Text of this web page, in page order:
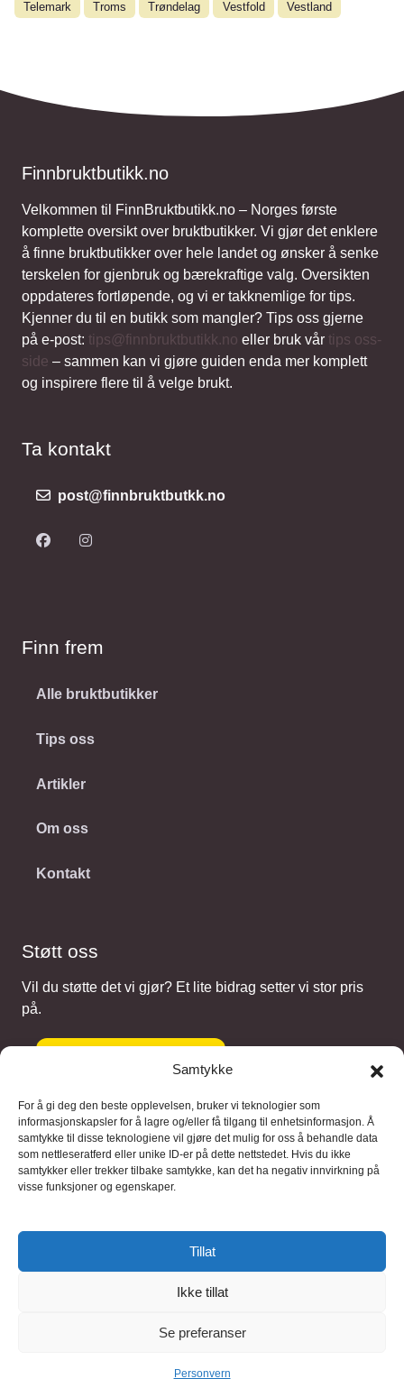
Samtykke
For å gi deg den beste opplevelsen, bruker vi teknologier som
informasjonskapsler for å lagre og/eller få tilgang til enhetsinformasjon. Å
samtykke til disse teknologiene vil gjøre det mulig for oss å behandle data
som nettleseratferd eller unike ID-er på dette nettstedet. Hvis du ikke
samtykker eller trekker tilbake samtykke, kan det ha negativ innvirkning på
visse funksjoner og egenskaper.
Tillat
Ikke tillat
Se preferanser
Personvern
Telemark Troms Trøndelag Vestfold Vestland
Finnbruktbutikk.no
Velkommen til FinnBruktbutikk.no – Norges første
komplette oversikt over bruktbutikker. Vi gjør det enklere
å finne bruktbutikker over hele landet og ønsker å senke
terskelen for gjenbruk og bærekraftige valg. Oversikten
oppdateres fortløpende, og vi er takknemlige for tips.
Kjenner du til en butikk som mangler? Tips oss gjerne
på e-post: tips@finnbruktbutikk.no eller bruk vår tips oss-
side – sammen kan vi gjøre guiden enda mer komplett
og inspirere flere til å velge brukt.
Ta kontakt
post@finnbruktbutkk.no
Finn frem
Alle bruktbutikker
Tips oss
Artikler
Om oss
Kontakt
Støtt oss
Vil du støtte det vi gjør? Et lite bidrag setter vi stor pris
på.
Gi et bidrag
Samarbeidspartnere
Blaaregn – digitale tjenester